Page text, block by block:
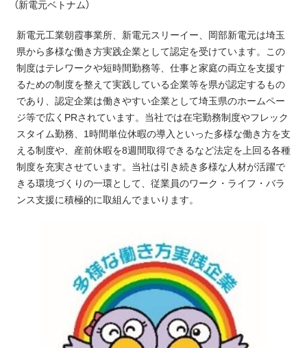
（新電元ベトナム）
新電元工業朝霞事業所、新電元スリーイー、岡部新電元は埼玉
県から多様な働き方実践企業として認定を受けています。この
制度はテレワークや短時間勤務等、仕事と家庭の両立を支援す
るための制度を整えて実践している企業等を県が認定するもの
であり、認定企業は働きやすい企業として埼玉県のホームペー
ジ等で広くPRされています。当社では在宅勤務制度やフレック
スタイム勤務、1時間単位休暇の導入といった多様な働き方を支
える制度や、産前休暇を8週間取得できるなど法定を上回る各種
制度を充実させています。当社は引き続き多様な人材が活躍で
きる環境づくりの一環として、従業員のワーク・ライフ・バラ
ンス支援に積極的に取組んでまいります。